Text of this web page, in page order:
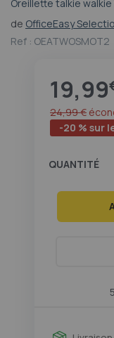
Oreillette talkie
de OfficeEasy
Ref : OEATWOSMOT2
Prix
19,99
-20 % sur
24,99 €
QUANTITÉ
Passer
au
début